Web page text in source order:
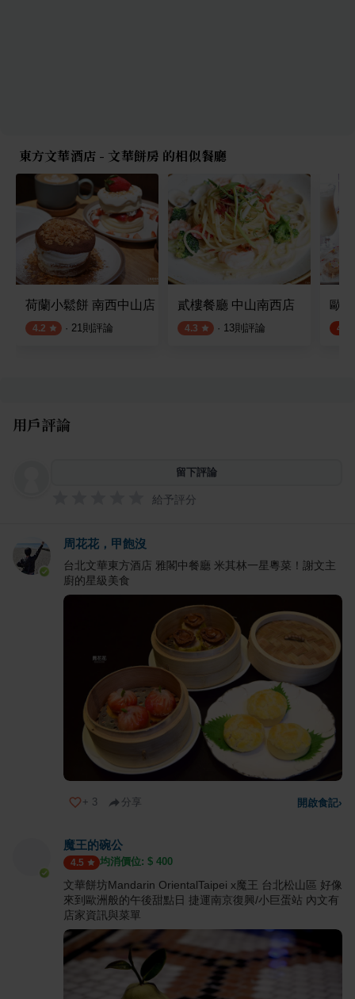
東方文華酒店 - 文華餅房 的相似餐廳
荷蘭小鬆餅 南西中山店
4.2 · 21則評論
貳樓餐廳 中山南西店
4.3 · 13則評論
歐
4.7
用戶評論
留下評論
給予評分
周花花，甲飽沒
台北文華東方酒店 雅閣中餐廳 米其林一星粵菜！謝文主
廚的星級美食
+ 3 分享 開啟食記›
魔王的碗公
4.5 均消價位: $ 400
文華餅坊Mandarin OrientalTaipei x魔王 台北松山區 好像
來到歐洲般的午後甜點日 捷運南京復興/小巨蛋站 內文有
店家資訊與菜單